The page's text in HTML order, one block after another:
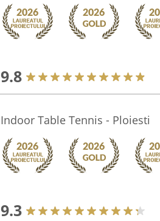
9.8
Indoor Table Tennis - Ploiesti
9.3